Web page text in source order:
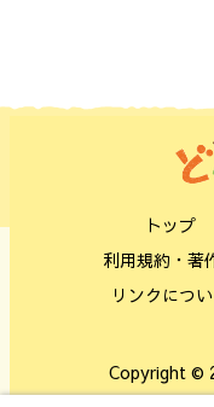
トップ
利用規約・著
リンクにつ
Copyright ©